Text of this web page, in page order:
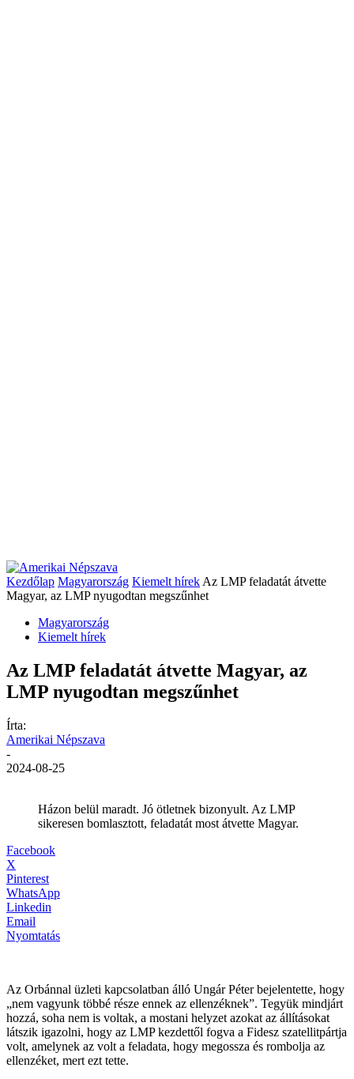
Kezdőlap Magyarország Kiemelt hírek Az LMP feladatát átvette
Magyar, az LMP nyugodtan megszűnhet
Magyarország
Kiemelt hírek
Az LMP feladatát átvette Magyar, az
LMP nyugodtan megszűnhet
Írta:
Amerikai Népszava
-
2024-08-25
Házon belül maradt. Jó ötletnek bizonyult. Az LMP
sikeresen bomlasztott, feladatát most átvette Magyar.
Facebook
X
Pinterest
WhatsApp
Linkedin
Email
Nyomtatás
Az Orbánnal üzleti kapcsolatban álló Ungár Péter bejelentette, hogy
„nem vagyunk többé része ennek az ellenzéknek”. Tegyük mindjárt
hozzá, soha nem is voltak, a mostani helyzet azokat az állításokat
látszik igazolni, hogy az LMP kezdettől fogva a Fidesz szatellitpártja
volt, amelynek az volt a feladata, hogy megossza és rombolja az
ellenzéket, mert ezt tette.